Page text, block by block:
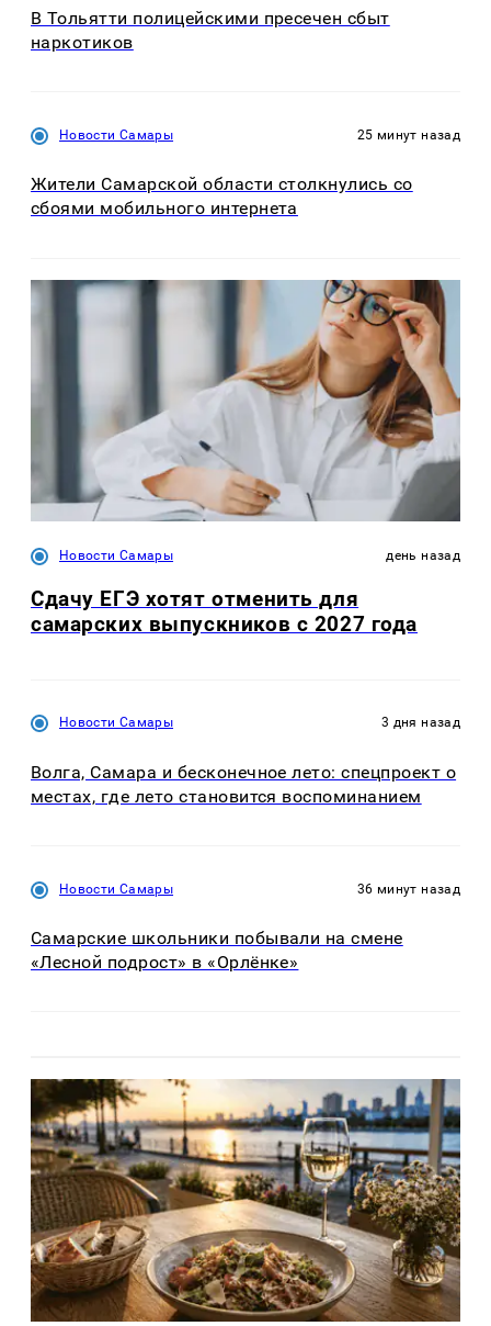
В Тольятти полицейскими пресечен сбыт
наркотиков
Новости Самары 25 минут назад
Жители Самарской области столкнулись со
сбоями мобильного интернета
Новости Самары день назад
Сдачу ЕГЭ хотят отменить для
самарских выпускников с 2027 года
Новости Самары 3 дня назад
Волга, Самара и бесконечное лето: спецпроект о
местах, где лето становится воспоминанием
Новости Самары 36 минут назад
Самарские школьники побывали на смене
«Лесной подрост» в «Орлёнке»